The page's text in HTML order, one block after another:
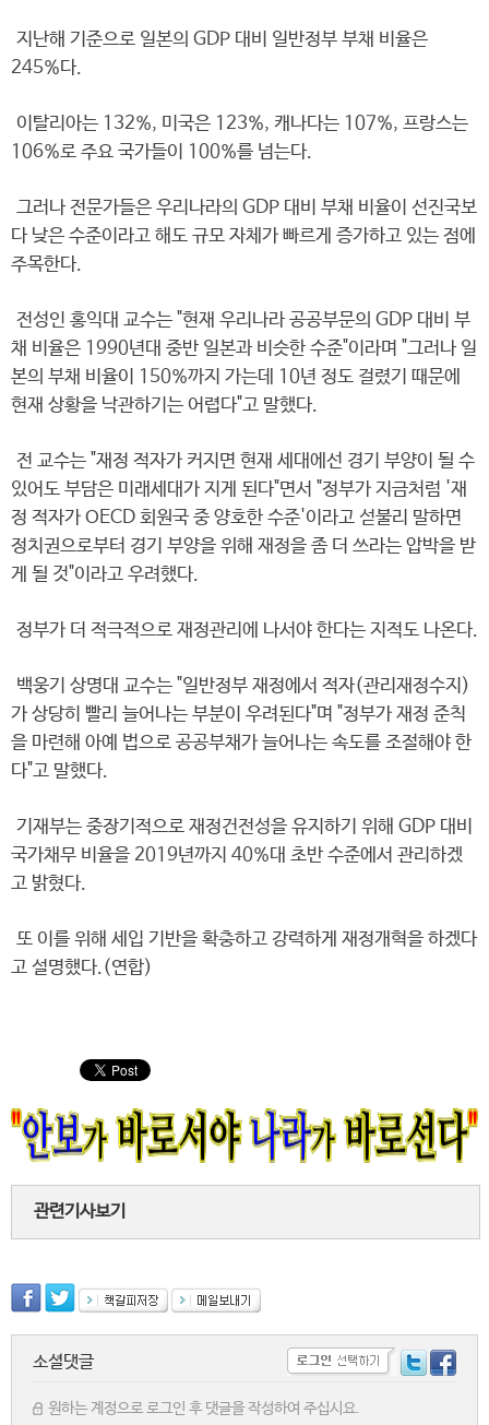
지난해 기준으로 일본의 GDP 대비 일반정부 부채 비율은
245%다.
이탈리아는 132%, 미국은 123%, 캐나다는 107%, 프랑스는
106%로 주요 국가들이 100%를 넘는다.
그러나 전문가들은 우리나라의 GDP 대비 부채 비율이 선진국보
다 낮은 수준이라고 해도 규모 자체가 빠르게 증가하고 있는 점에
주목한다.
전성인 홍익대 교수는 "현재 우리나라 공공부문의 GDP 대비 부
채 비율은 1990년대 중반 일본과 비슷한 수준"이라며 "그러나 일
본의 부채 비율이 150%까지 가는데 10년 정도 걸렸기 때문에
현재 상황을 낙관하기는 어렵다"고 말했다.
전 교수는 "재정 적자가 커지면 현재 세대에선 경기 부양이 될 수
있어도 부담은 미래세대가 지게 된다"면서 "정부가 지금처럼 '재
정 적자가 OECD 회원국 중 양호한 수준'이라고 섣불리 말하면
정치권으로부터 경기 부양을 위해 재정을 좀 더 쓰라는 압박을 받
게 될 것"이라고 우려했다.
정부가 더 적극적으로 재정관리에 나서야 한다는 지적도 나온다.
백웅기 상명대 교수는 "일반정부 재정에서 적자(관리재정수지)
가 상당히 빨리 늘어나는 부분이 우려된다"며 "정부가 재정 준칙
을 마련해 아예 법으로 공공부채가 늘어나는 속도를 조절해야 한
다"고 말했다.
기재부는 중장기적으로 재정건전성을 유지하기 위해 GDP 대비
국가채무 비율을 2019년까지 40%대 초반 수준에서 관리하겠
고 밝혔다.
또 이를 위해 세입 기반을 확충하고 강력하게 재정개혁을 하겠다
고 설명했다.(연합)
관련기사보기
소셜댓글
원하는 계정으로 로그인 후 댓글을 작성하여 주십시요.